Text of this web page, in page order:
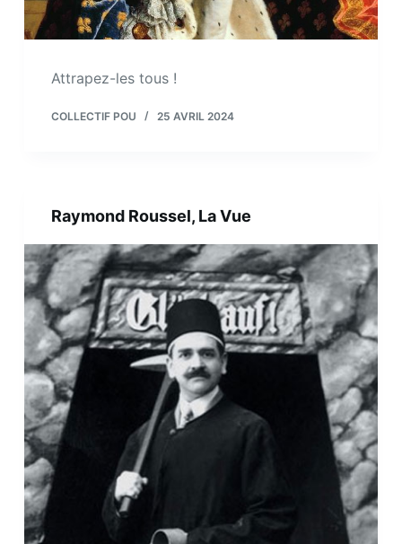
Attrapez-les tous !
COLLECTIF POU 25 AVRIL 2024
Raymond Roussel, La Vue